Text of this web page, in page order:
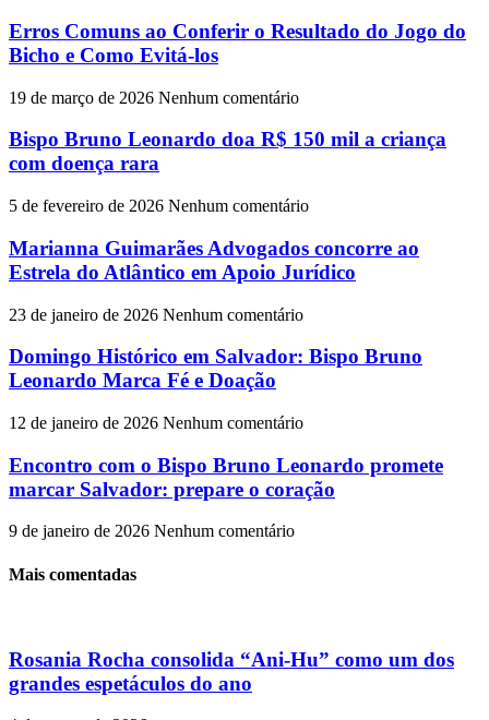
Erros Comuns ao Conferir o Resultado do Jogo do
Bicho e Como Evitá-los
19 de março de 2026 Nenhum comentário
Bispo Bruno Leonardo doa R$ 150 mil a criança
com doença rara
5 de fevereiro de 2026 Nenhum comentário
Marianna Guimarães Advogados concorre ao
Estrela do Atlântico em Apoio Jurídico
23 de janeiro de 2026 Nenhum comentário
Domingo Histórico em Salvador: Bispo Bruno
Leonardo Marca Fé e Doação
12 de janeiro de 2026 Nenhum comentário
Encontro com o Bispo Bruno Leonardo promete
marcar Salvador: prepare o coração
9 de janeiro de 2026 Nenhum comentário
Mais comentadas
Rosania Rocha consolida “Ani-Hu” como um dos
grandes espetáculos do ano